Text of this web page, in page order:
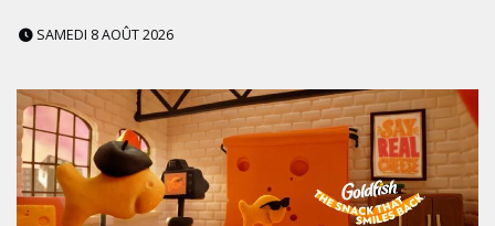
SAMEDI 8 AOÛT 2026